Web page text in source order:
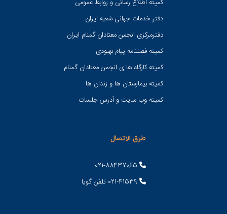
کميته اطلاع رسانی و روابط عمومی
دفتر خدمات جهانی شعبه ايران
دفترمرکزی انجمن معتادان گمنام ایران
کمیته فصلنامه پیام بهبودی
کمیته کارگاه ها ی انجمن معتادان گمنام
کمیته بیمارستان ها و زندان ها
کمیته وب سایت و آدرس جلسات
طرق الاتصال